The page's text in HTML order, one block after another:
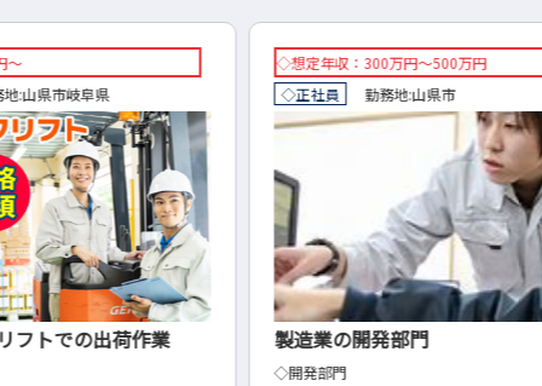
◇想定年収：300万円～500万円
山県市
製造業の開発部門